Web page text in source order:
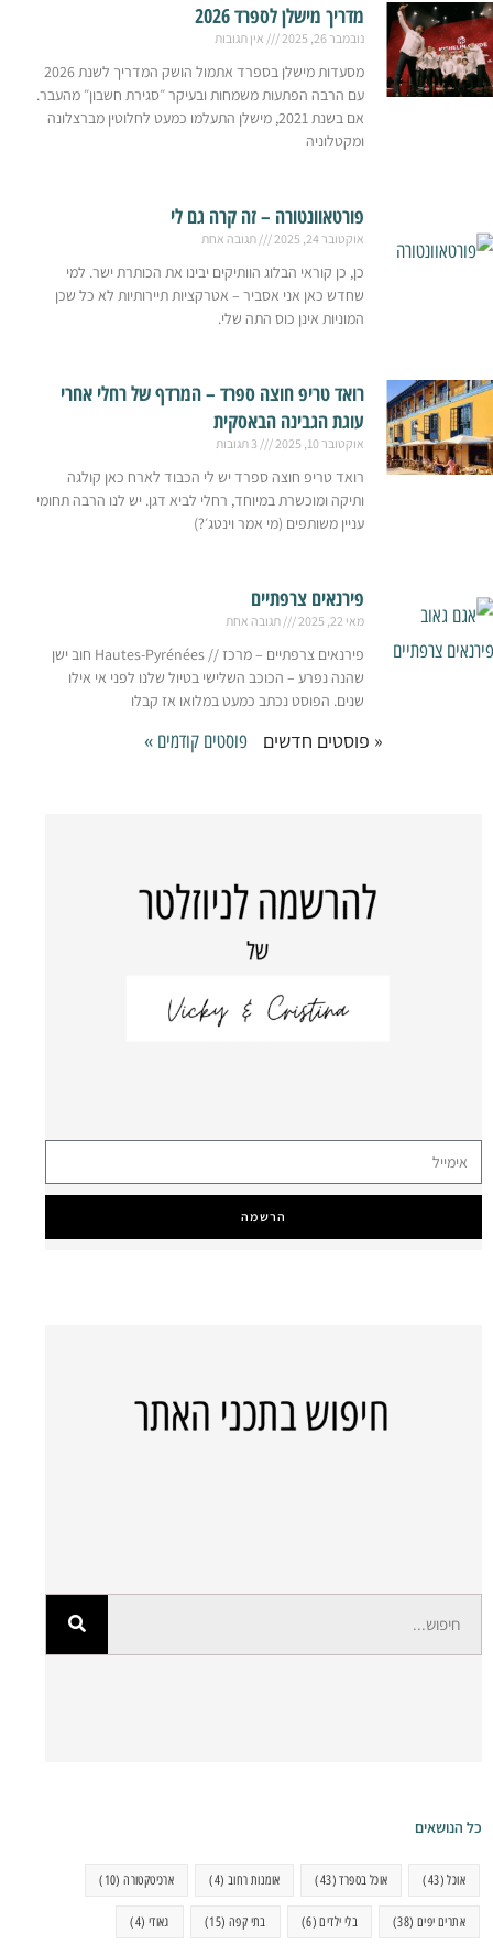
מדריך מישלן לספרד 2026
נובמבר 26, 2025 אין תגובות
מסעדות מישלן בספרד אתמול הושק המדריך לשנת 2026
עם הרבה הפתעות משמחות ובעיקר ״סגירת חשבון״ מהעבר.
אם בשנת 2021, מישלן התעלמו כמעט לחלוטין מברצלונה
ומקטלוניה
פורטאוונטורה – זה קרה גם לי
אוקטובר 24, 2025 תגובה אחת
כן, כן קוראי הבלוג הוותיקים יבינו את הכותרת ישר. למי
שחדש כאן אני אסביר – אטרקציות תיירותיות לא כל שכן
המוניות אינן כוס התה שלי.
רואד טריפ חוצה ספרד – המרדף של רחלי אחרי
עוגת הגבינה הבאסקית
אוקטובר 10, 2025
רואד טריפ חוצה ספרד יש לי הכבוד לארח כאן קולגה
ותיקה ומוכשרת במיוחד, רחלי לביא דגן. יש לנו הרבה תחומי
עניין משותפים (מי אמר וינטג׳?)
פירנאים צרפתיים
מאי 22, 2025 תגובה אחת
פירנאים צרפתיים – מרכז // Hautes-Pyrénées חוב ישן
שהנה נפרע – הכוכב השלישי בטיול שלנו לפני אי אילו
שנים. הפוסט נכתב כמעט במלואו אז קבלו
« פוסטים חדשים פוסטים קודמים »
הרשמה
כל הנושאים
אוכל(43) אוכל בספרד(43) אומנות רחוב (4) ארכיטקטורה(10)
אתרים יפים (38) בלי ילדים(6) בתי קפה (15) גאודי (4)